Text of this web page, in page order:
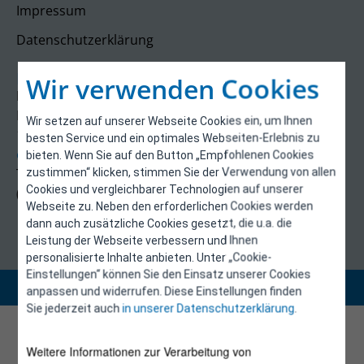
Wir verwenden Cookies
Wir setzen auf unserer Webseite Cookies ein, um Ihnen
besten Service und ein optimales Webseiten-Erlebnis zu
bieten. Wenn Sie auf den Button „Empfohlenen Cookies
zustimmen“ klicken, stimmen Sie der Verwendung von allen
Cookies und vergleichbarer Technologien auf unserer
Webseite zu. Neben den erforderlichen Cookies werden
dann auch zusätzliche Cookies gesetzt, die u.a. die
Leistung der Webseite verbessern und Ihnen
personalisierte Inhalte anbieten. Unter „Cookie-
Einstellungen“ können Sie den Einsatz unserer Cookies
anpassen und widerrufen. Diese Einstellungen finden
Sie jederzeit auchin unserer Datenschutzerklärung.
Weitere Informationen zur Verarbeitung von
Impressum
Datenschutzerklärung
Kontakt
E-Control
Rudolfsplatz 13a
1010 Wien
energieeffizienz@e-control.at
Tel +43 1 5324724
(Mo, Mi-Fr 09:30-12:30 Uhr)
Copyright 2026 © E-Control